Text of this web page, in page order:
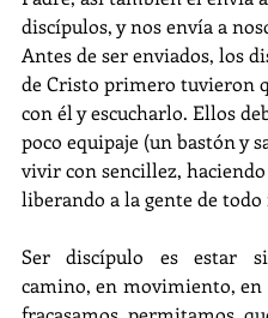
discípulos, y nos envía a
Antes de ser enviados, los
de Cristo primero tuvieron
con él y escucharlo. Ellos
poco equipaje (un bastón y
vivir con sencillez,
liberando a la gente de todo
Ser discípulo es estar
camino, en movimiento, en